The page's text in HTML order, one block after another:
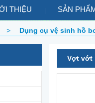
THIỆU SẢN
> Dụng cụ vệ sinh hồ
Vợt vớt